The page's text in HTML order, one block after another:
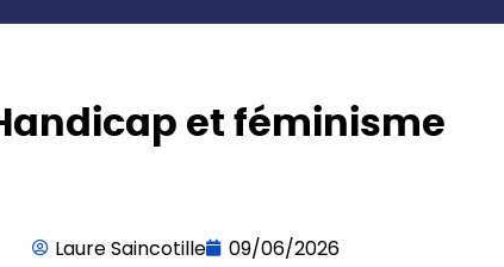
et féminisme
Laure Saincotille 09/06/2026